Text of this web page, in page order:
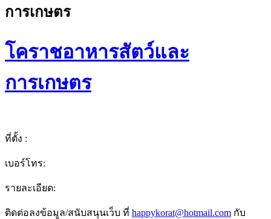
การเกษตร
โคราชอาหารสัตว์และ
การเกษตร
ที่ตั้ง :
เบอร์โทร:
รายละเอียด:
ติดต่อลงข้อมูล/สนับสนุนเว็บ ที่ happykorat@hotmail.com กับ